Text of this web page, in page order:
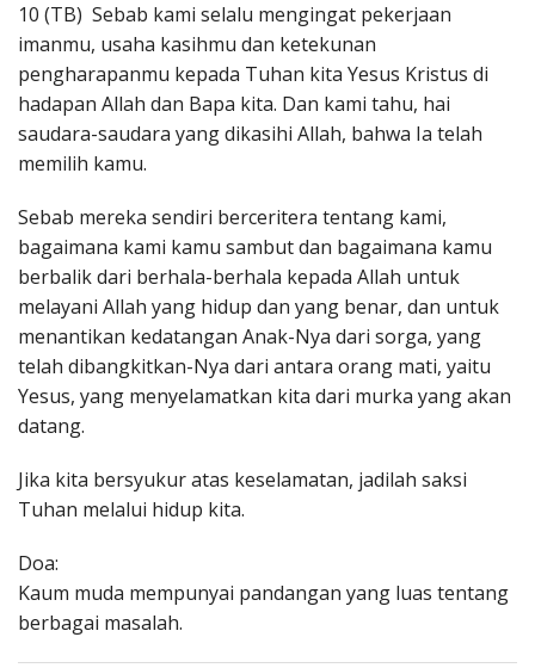
10 (TB) Sebab kami selalu mengingat pekerjaan
imanmu, usaha kasihmu dan ketekunan
pengharapanmu kepada Tuhan kita Yesus Kristus di
hadapan Allah dan Bapa kita. Dan kami tahu, hai
saudara-saudara yang dikasihi Allah, bahwa Ia telah
memilih kamu.
Sebab mereka sendiri berceritera tentang kami,
bagaimana kami kamu sambut dan bagaimana kamu
berbalik dari berhala-berhala kepada Allah untuk
melayani Allah yang hidup dan yang benar, dan untuk
menantikan kedatangan Anak-Nya dari sorga, yang
telah dibangkitkan-Nya dari antara orang mati, yaitu
Yesus, yang menyelamatkan kita dari murka yang akan
datang.
Jika kita bersyukur atas keselamatan, jadilah saksi
Tuhan melalui hidup kita.
Doa:
Kaum muda mempunyai pandangan yang luas tentang
berbagai masalah.